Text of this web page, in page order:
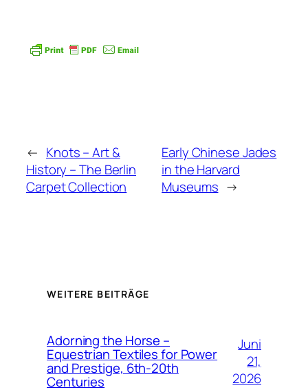
← Knots – Art &
History – The Berlin
Carpet Collection
Early Chinese Jades
in the Harvard
Museums →
WEITERE BEITRÄGE
Adorning the Horse –
Equestrian Textiles for Power
and Prestige, 6th-20th
Centuries
Juni
21,
2026